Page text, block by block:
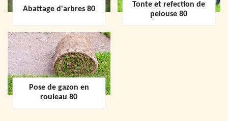
Abattage d'arbres 80
Tonte et refection de
pelouse 80
Pose de gazon en
rouleau 80